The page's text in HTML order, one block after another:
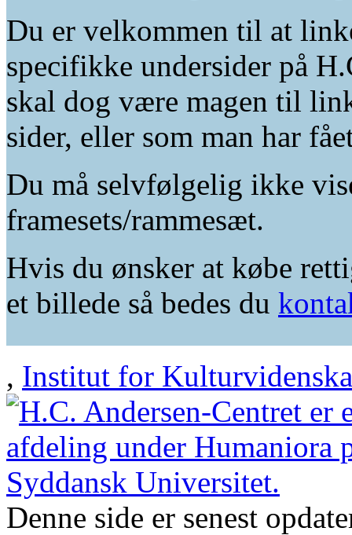
Du er velkommen til at
specifikke undersider på
skal dog være magen til
sider, eller som man har
Du må selvfølgelig ikke
framesets/rammesæt.
Hvis du ønsker at købe
et billede så bedes du
, Institut for
Denne side er senest